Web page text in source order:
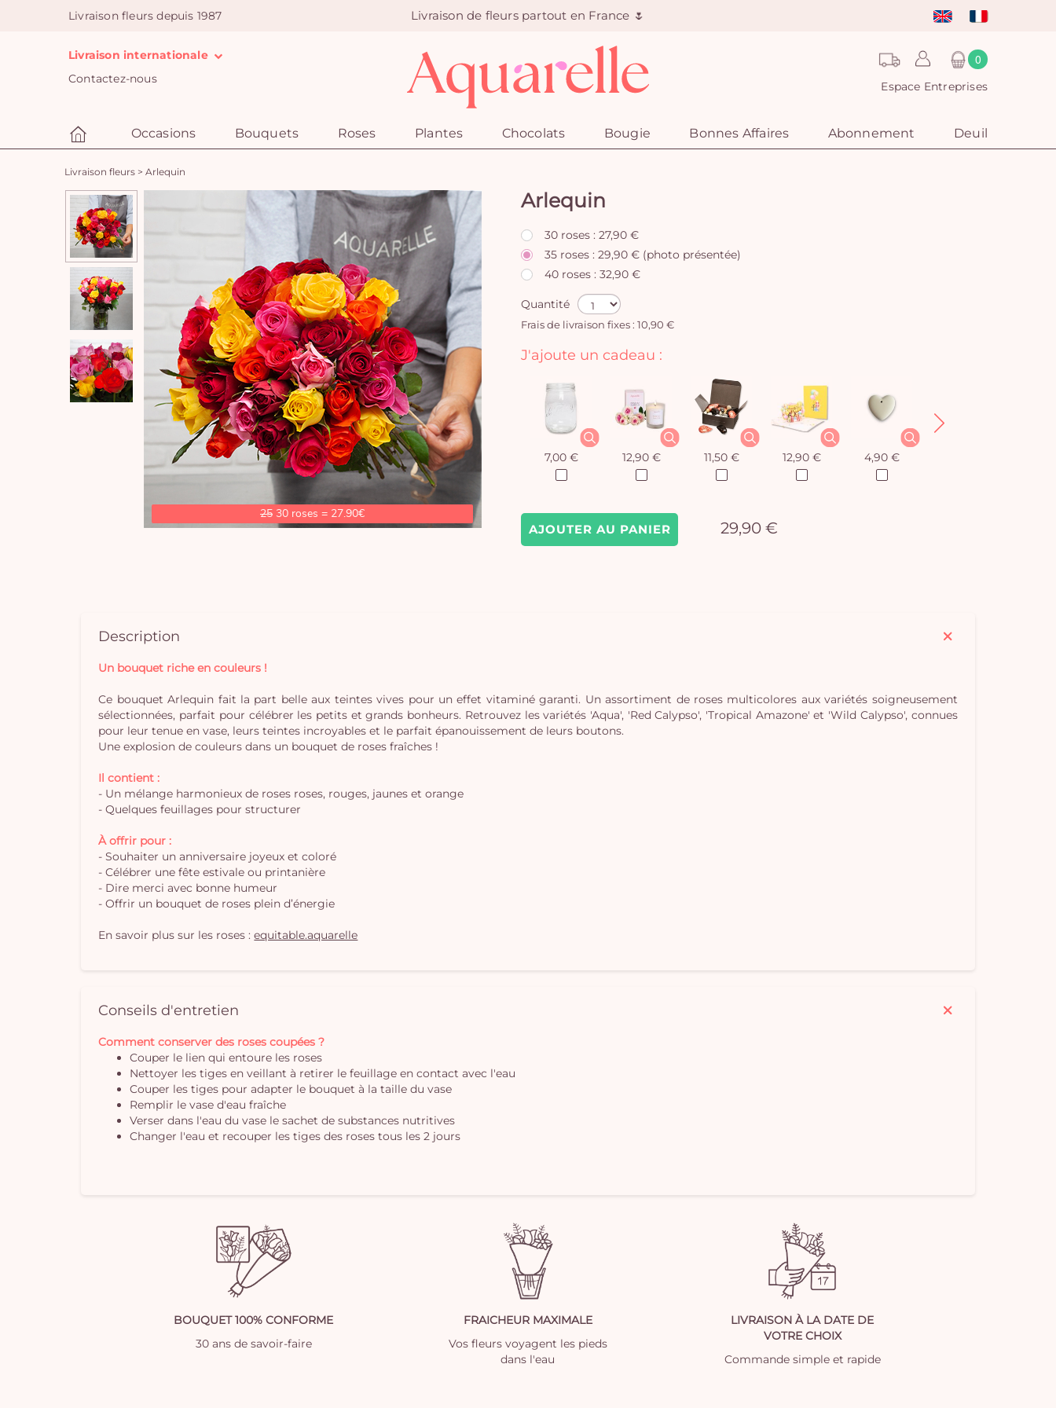
Livraison fleurs depuis 1987 Livraison de fleurs partout en France 🌷
Livraison internationale
Contactez-nous
0
Espace Entreprises
Occasions Bouquets Roses Plantes Chocolats Bougie Bonnes Affaires Abonnement Deuil
Livraison fleurs > Arlequin
25 30 roses = 27.90€
Arlequin
30 roses : 27,90 €
35 roses : 29,90 € (photo présentée)
40 roses : 32,90 €
Quantité
Frais de livraison fixes : 10,90 €
AJOUTER AU PANIER 29,90 €
J'ajoute un cadeau :
7,00 € 12,90 € 11,50 € 12,90 € 4,90 €
Description
Un bouquet riche en couleurs !
Ce bouquet Arlequin fait la part belle aux teintes vives pour un effet vitaminé garanti. Un assortiment de roses multicolores aux variétés soigneusement
sélectionnées, parfait pour célébrer les petits et grands bonheurs. Retrouvez les variétés 'Aqua', 'Red Calypso', 'Tropical Amazone' et 'Wild Calypso', connues
pour leur tenue en vase, leurs teintes incroyables et le parfait épanouissement de leurs boutons.
Une explosion de couleurs dans un bouquet de roses fraîches !
Il contient :
- Un mélange harmonieux de roses roses, rouges, jaunes et orange
- Quelques feuillages pour structurer
À offrir pour :
- Souhaiter un anniversaire joyeux et coloré
- Célébrer une fête estivale ou printanière
- Dire merci avec bonne humeur
- Offrir un bouquet de roses plein d’énergie
En savoir plus sur les roses :equitable.aquarelle
Conseils d'entretien
Comment conserver des roses coupées ?
Couper le lien qui entoure les roses
Nettoyer les tiges en veillant à retirer le feuillage en contact avec l'eau
Couper les tiges pour adapter le bouquet à la taille du vase
Remplir le vase d'eau fraîche
Verser dans l'eau du vase le sachet de substances nutritives
Changer l'eau et recouper les tiges des roses tous les 2 jours
BOUQUET 100% CONFORME
30 ans de savoir-faire
FRAICHEUR MAXIMALE
Vos fleurs voyagent les pieds
dans l'eau
LIVRAISON À LA DATE DE
VOTRE CHOIX
Commande simple et rapide